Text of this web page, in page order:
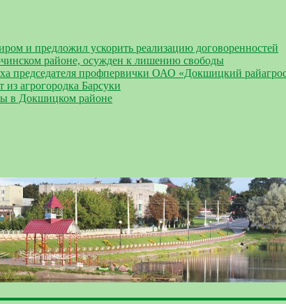
и предложил ускорить реализацию договоренностей
районе, осужден к лишению свободы
председателя профпервички ОАО «Докшицкий
агрогородка Барсуки
в Докшицком районе